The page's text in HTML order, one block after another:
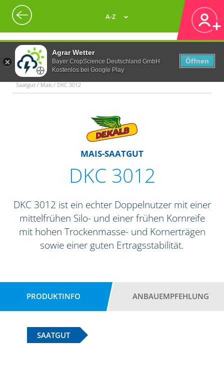
Agrar Wetter
Bayer CropScience Deutschland GmbH
Kostenlos bei Google Play
Öffnen
A-Z
Saatgut / Mais / DKC 3012
MAIS-SAATGUT
DKC 3012
DKC 3012 ist ein echter Doppelnutzer mit einer
mittelfrühen Silo- und einer frühen Kornreife
mit hohen Trockenmasse- und Kornerträgen
sowie einer guten Ertragsstabilität.
PRODUKTINFO ANBAUEMPFEHLUNG
SAATGUT